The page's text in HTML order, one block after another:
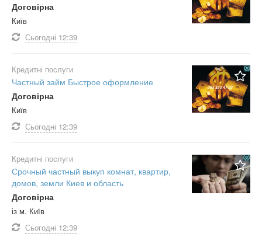
Договірна
Київ
Сьогодні 12:39
Кредитні послуги
Частный займ Быстрое оформление
Договірна
Київ
Сьогодні 12:39
Кредитні послуги
Срочный частный выкуп комнат, квартир,
домов, земли Киев и область
Договірна
із м. Київ
Сьогодні 12:39